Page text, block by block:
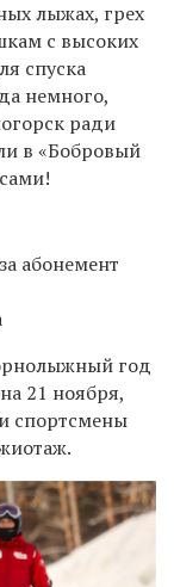
лыжах, грех
с высоких
спуска
немного,
ради
в «Бобровый
абонемент
год
21 ноября,
спортсмены